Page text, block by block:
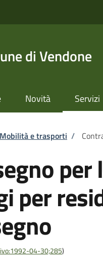
di Vendone
Novità Servizi
pane
Mobilità e trasporti /
per
per
04-30;285)